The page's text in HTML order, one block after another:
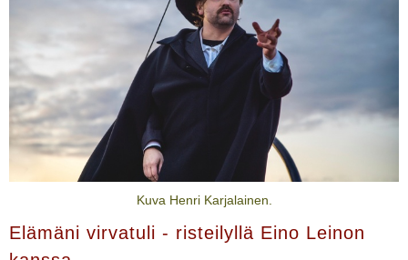
Kuva Henri Karjalainen.
Elämäni virvatuli - risteilyllä Eino Leinon